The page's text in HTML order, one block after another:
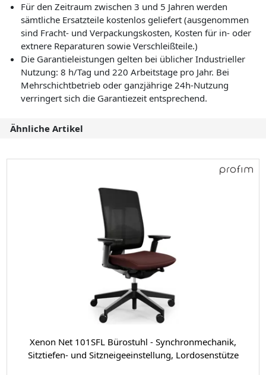
Für den Zeitraum zwischen 3 und 5 Jahren werden
sämtliche Ersatzteile kostenlos geliefert (ausgenommen
sind Fracht- und Verpackungskosten, Kosten für in- oder
extnere Reparaturen sowie Verschleißteile.)
Die Garantieleistungen gelten bei üblicher Industrieller
Nutzung: 8 h/Tag und 220 Arbeitstage pro Jahr. Bei
Mehrschichtbetrieb oder ganzjährige 24h-Nutzung
verringert sich die Garantiezeit entsprechend.
Ähnliche Artikel
Xenon Net 101SFL Bürostuhl - Synchronmechanik,
Sitztiefen- und Sitzneigeeinstellung, Lordosenstütze